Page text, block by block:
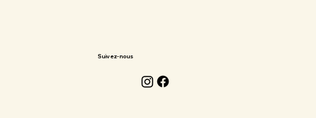
Suivez-nous